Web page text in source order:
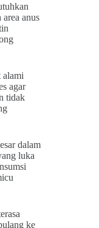
anus
alami
agar
tidak
dalam
luka
ke